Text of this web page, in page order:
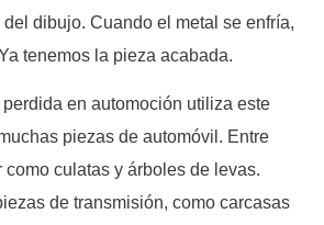
dibujo. Cuando el metal se enfría,
tenemos la pieza acabada.
en automoción utiliza este
piezas de automóvil. Entre
culatas y árboles de levas.
de transmisión, como carcasas